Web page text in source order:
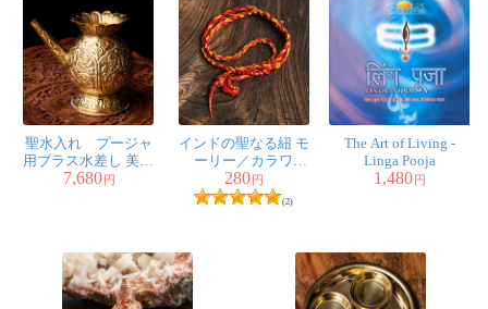
聖水入れ プージャ
用ブラス水差し 美し
い彫り込み模様
7,680円
インドの聖なる紐 モ
ーリー／カラワ
（Mauli、Kalawa）
280円
(2)
The Art of Living -
Linga Pooja
1,480円